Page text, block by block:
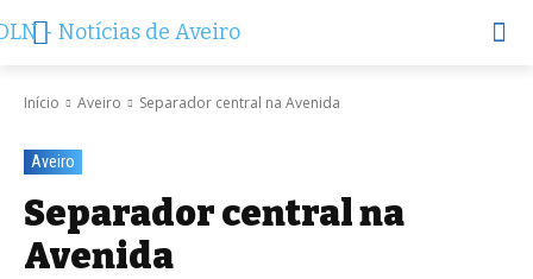
Início Aveiro Separador central na Avenida
Aveiro
Separador central na
Avenida